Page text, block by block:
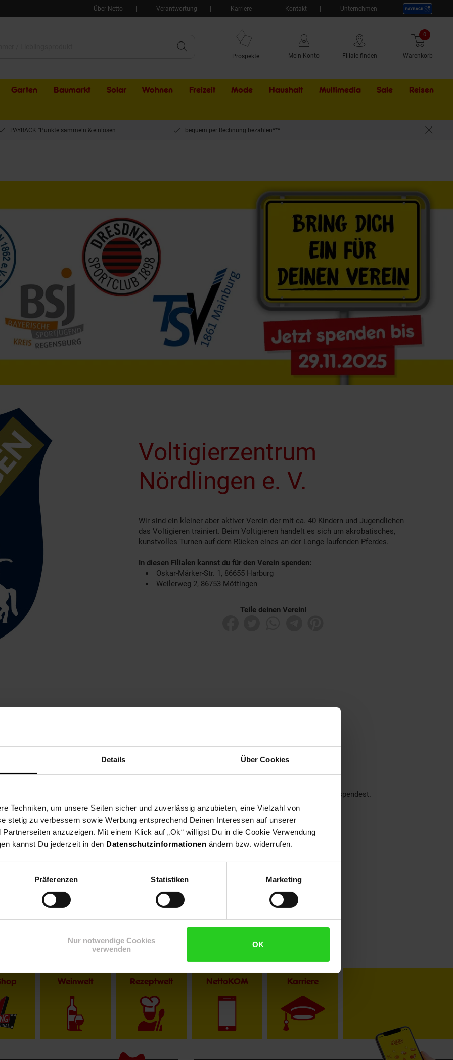
Details Über Cookies
Techniken, um unsere Seiten sicher und zuverlässig anzubieten, eine Vielzahl von
stetig zu verbessern sowie Werbung entsprechend Deinen Interessen auf unserer
anzuzeigen. Mit einem Klick auf „Ok“ willigst Du in die Cookie Verwendung
kannst Du jederzeit in den Datenschutzinformationen ändern bzw. widerrufen.
Präferenzen Statistiken Marketing
Nur notwendige Cookies
verwenden
OK
Über Netto Verantwortung Karriere Kontakt Unternehmen
Prospekte Mein Konto Filiale finden Warenkorb
0 Artikel
Garten Baumarkt Solar Wohnen Freizeit Mode Haushalt Multimedia Sale Externer
Reisen
PAYBACK °Punkte sammeln & einlösen bequem per Rechnung bezahlen***
Voltigierzentrum
Nördlingen e. V.
Wir sind ein kleiner aber aktiver Verein der mit ca. 40 Kindern und Jugendlichen
das Voltigieren trainiert. Beim Voltigieren handelt es sich um akrobatisches,
kunstvolles Turnen auf dem Rücken eines an der Longe laufenden Pferdes.
In diesen Filialen kannst du für den Verein spenden:
Oskar-Märker-Str. 1, 86655 Harburg
Weilerweg 2, 86753 Möttingen
Teile deinen Verein!
die Vereine aus deiner Region
Region und spende ab dem 03.08. für gemeinnützige Vereine in unseren Filialen!
du an der Kasse auf den nächsten 10 ct Betrag aufrundest oder dein Pfand am Pfandautomaten spendest.
Verein du in deiner Region unterstützen kannst findest du hier heraus:
Zurück zu Vereinsspende
Weinwelt Rezeptwelt NettoKOM Karriere